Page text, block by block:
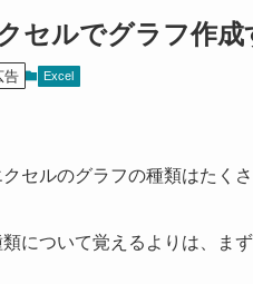
セルでグラフ作
告 Excel
クセルのグラフの種類はたく
について覚えるよりは、ま